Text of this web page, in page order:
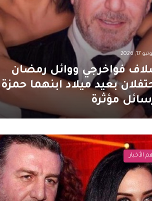
17, 2026
فواخرجي ووائل رمضان
بعيد ميلاد ابنهما حمزة
مؤثرة
الأخبار